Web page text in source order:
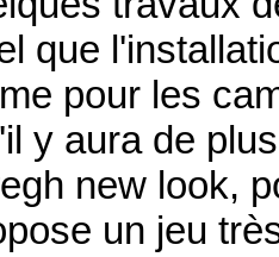
que
pour les
y aura de
new look,
un jeu